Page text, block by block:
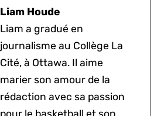
Liam Houde
Liam a gradué en
journalisme au Collège La
Cité, à Ottawa. Il aime
marier son amour de la
rédaction avec sa passion